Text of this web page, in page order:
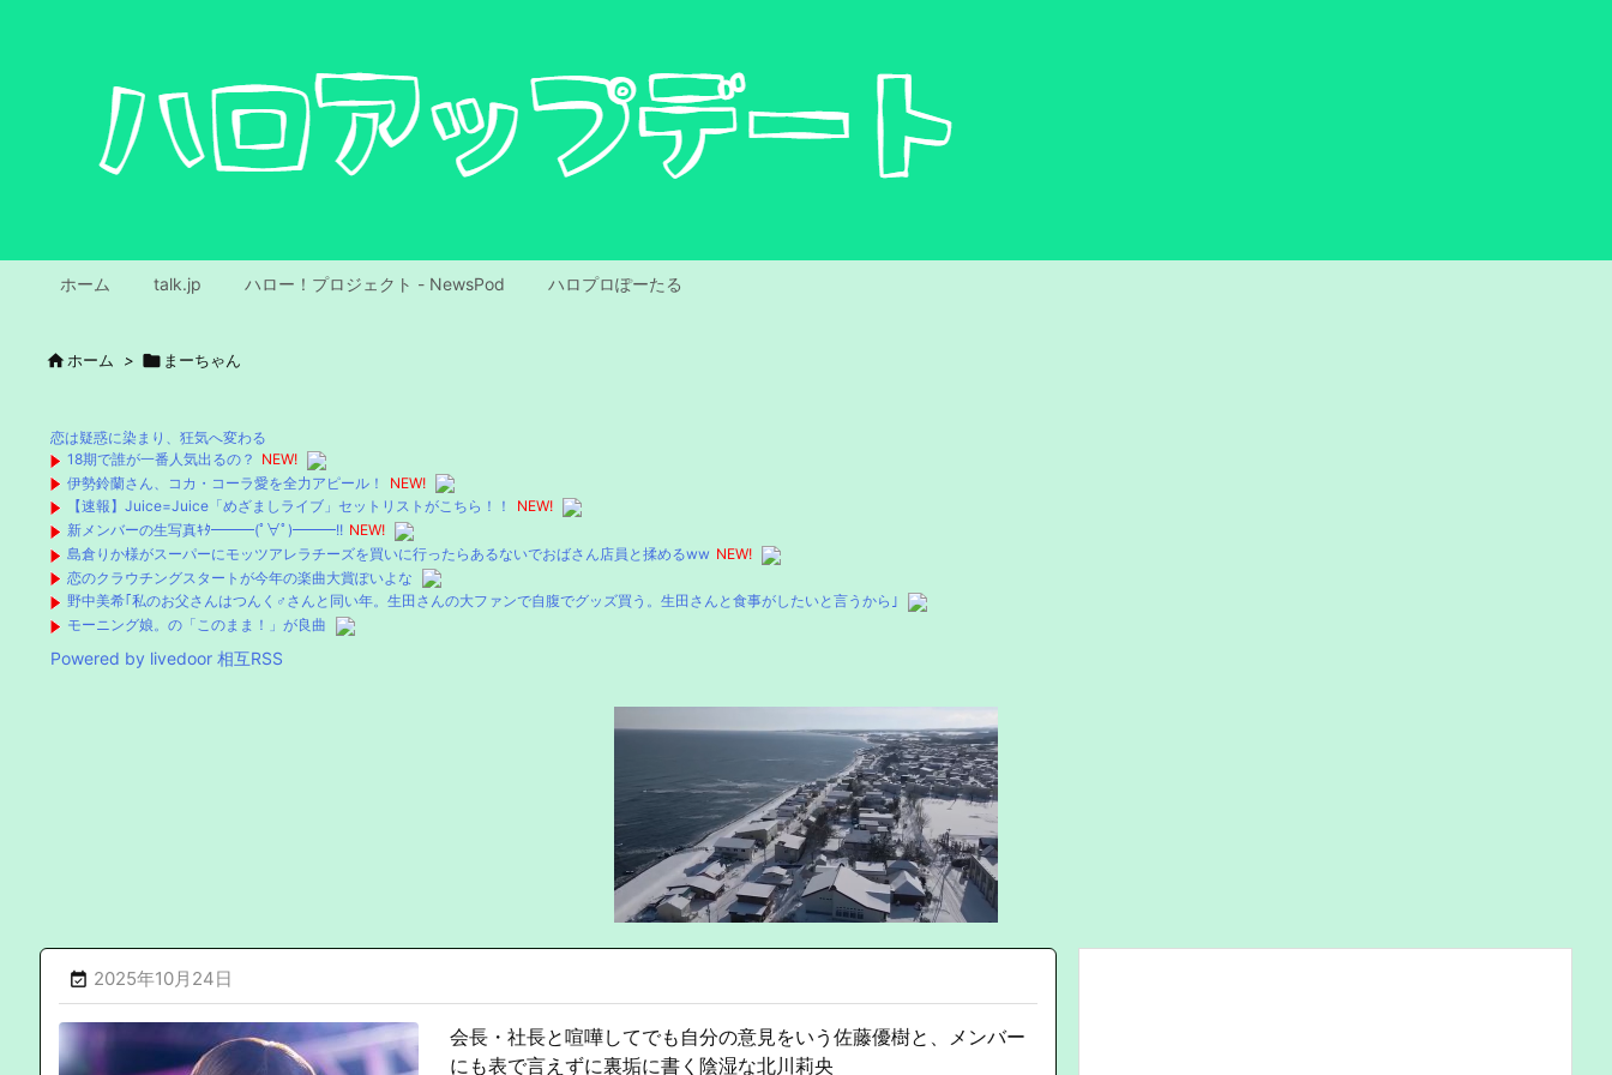
ホーム talk.jp ハロー！プロジェクト - NewsPod ハロプロぽーたる
 ホーム >  まーちゃん
恋は疑惑に染まり、狂気へ変わる
18期で誰が一番人気出るの？ NEW!
伊勢鈴蘭さん、コカ・コーラ愛を全力アピール！
NEW!
【速報】Juice=Juice「めざましライブ」セットリストがこちら！！
NEW!
新メンバーの生写真ｷﾀ━━━(ﾟ∀ﾟ)━━━!! NEW!
島倉りか様がスーパーにモッツアレラチーズを買いに行ったらあるないでおばさん店員と揉めるww NEW!
恋のクラウチングスタートが今年の楽曲大賞ぽいよな
野中美希｢私のお父さんはつんく♂さんと同い年。生田さんの大ファンで自腹でグッズ買う。生田さんと食事がしたいと言うから｣
モーニング娘。の「このまま！」が良曲
Powered by livedoor 相互RSS
 2025年10月24日
会長・社長と喧嘩してでも自分の意見をいう佐藤優樹と、メンバー
にも表で言えずに裏垢に書く陰湿な北川莉央